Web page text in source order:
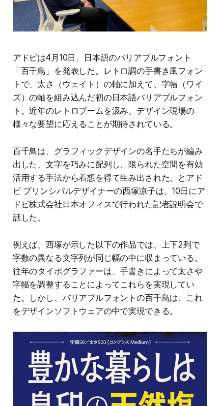
アドビは4月10日、日本語のバリアブルフォント
「百千鳥」を発表した。レトロ調の手書き風フォン
トで、太さ（ウェイト）の軸に加えて、字幅（ワイ
ズ）の軸を組み込んだ初の日本語バリアブルフォン
ト。近年のレトロブームを汲み、デザイン現場の
様々な要望に応えることが期待されている。
百千鳥は、グラフィックデザインの名手たちが編み
出した、文字を巧みに配列し、限られた空間を有効
活用する手法から着想を得て生み出された、とアド
ビ プリンシパルデザイナーの西塚凉子は、10日にア
ドビ株式会社日本オフィスで行われた記者説明会で
話した。
例えば、西塚が示した以下の作品では、上下2列で
字数の異なる文字列が同じ幅の中に収まっている。
往年のタイポグラファーは、手書きによって太さや
字幅を調整することによってこれらを実現してい
た。しかし、バリアブルフォントの百千鳥は、これ
をデザインソフトウェアの中で実現できる。